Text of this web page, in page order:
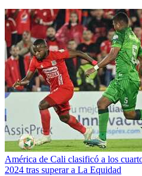
América de Cali clasificó a los
2024 tras superar a La Equidad